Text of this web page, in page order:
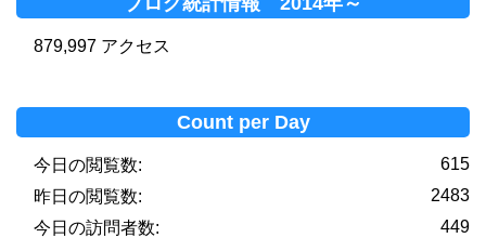
879,997 アクセス
Count per Day
615
今日の閲覧数:
2483
昨日の閲覧数:
449
今日の訪問者数: